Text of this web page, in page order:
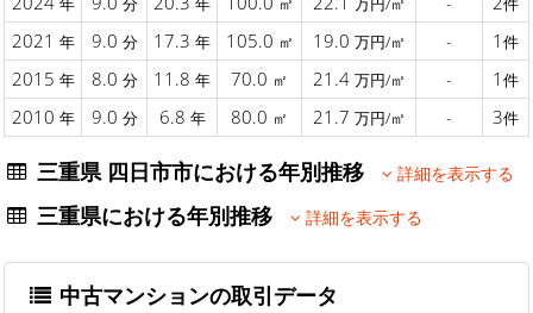
2021 年 9.0 分 17.3 年 105.0 ㎡ 19.0 万円/㎡ - 1 件
2015 年 8.0 分 11.8 年 70.0 ㎡ 21.4 万円/㎡ - 1 件
2010 年 9.0 分 6.8 年 80.0 ㎡ 21.7 万円/㎡ - 3件
三重県 四日市市における年別推移 詳細を表示する
三重県における年別推移 詳細を表示する
中古マンションの取引データ